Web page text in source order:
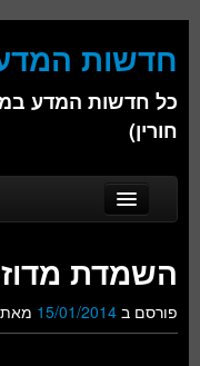
חדשות
כל חדשות המדע
חורין)
Main menu
Skip to primary content
Skip to secondary content
אודות
ביולוגיה
השמדת
פורסם ב 15/01/2014 מאת